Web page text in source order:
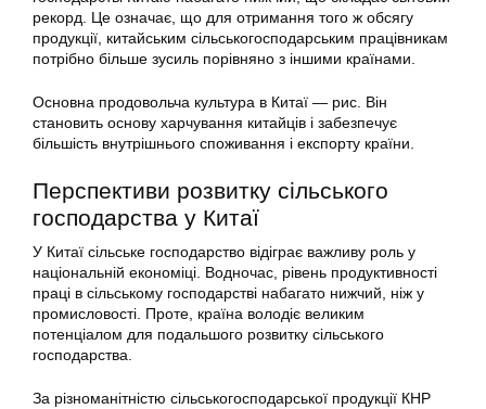
рекорд. Це означає, що для отримання того ж обсягу
продукції, китайським сільськогосподарським працівникам
потрібно більше зусиль порівняно з іншими країнами.
Основна продовольча культура в Китаї — рис. Він
становить основу харчування китайців і забезпечує
більшість внутрішнього споживання і експорту країни.
Перспективи розвитку сільського
господарства у Китаї
У Китаї сільське господарство відіграє важливу роль у
національній економіці. Водночас, рівень продуктивності
праці в сільському господарстві набагато нижчий, ніж у
промисловості. Проте, країна володіє великим
потенціалом для подальшого розвитку сільського
господарства.
За різноманітністю сільськогосподарської продукції КНР